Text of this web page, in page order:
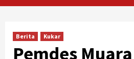
Berita Kukar
Pemdes